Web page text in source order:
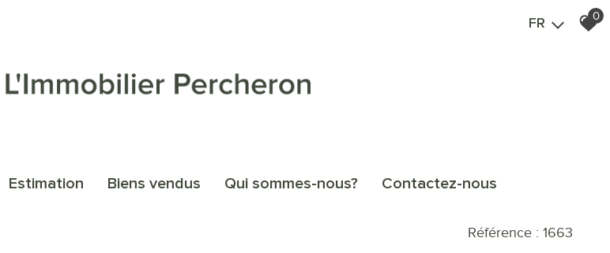
FR
0
estimation biens vendus qui sommes-nous? contactez-nous
Référence : 1663